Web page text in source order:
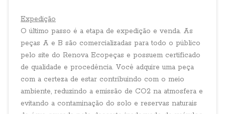
Expedição
O último passo é a etapa de expedição e venda. As
peças A e B são comercializadas para todo o público
pelo site do Renova Ecopeças e possuem certificado
de qualidade e procedência. Você adquire uma peça
com a certeza de estar contribuindo com o meio
ambiente, reduzindo a emissão de CO2 na atmosfera e
evitando a contaminação do solo e reservas naturais